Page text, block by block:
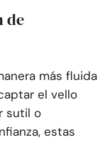
de
más fluida
el vello
sutil o
estas